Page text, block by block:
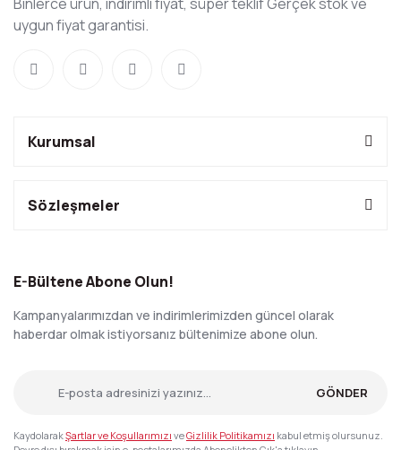
uygun fiyat garantisi.
Kurumsal
Sözleşmeler
E-Bültene Abone Olun!
Kampanyalarımızdan ve indirimlerimizden güncel olarak
haberdar olmak istiyorsanız bültenimize abone olun.
GÖNDER
KaydolarakŞartlar ve Koşullarımızı veGizlilik Politikamızı kabul etmiş olursunuz.